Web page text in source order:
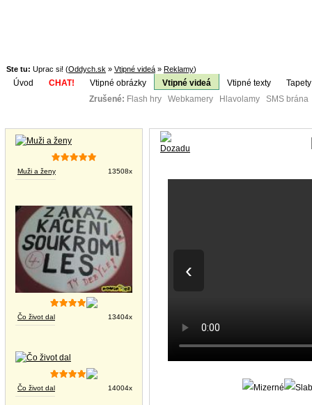
Ste tu: Uprac si! (Oddych.sk » Vtipné videá » Reklamy)
Úvod CHAT! Vtipné obrázky Vtipné videá Vtipné texty
Zrušené: Flash hry Webkamery Hlavolamy SMS
Muži a ženy 13508x
Čo život dal 13404x
Čo život dal 14004x
‹